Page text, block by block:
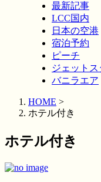
最新記事
LCC国内
日本の空港
宿泊予約
ピーチ
ジェットス
バニラエア
HOME >
ホテル付き
ホテル付き